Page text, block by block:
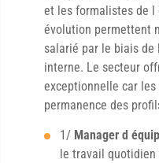
et les formalistes de l
évolution permettent
salarié par le biais
interne. Le secteur
exceptionnelle car
permanence des
1/ Manager d
le travail